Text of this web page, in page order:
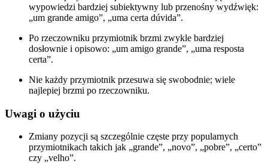
wypowiedzi bardziej subiektywny lub przenośny wydźwięk:
„um grande amigo”, „uma certa dúvida”.
Po rzeczowniku przymiotnik brzmi zwykle bardziej
dosłownie i opisowo: „um amigo grande”, „uma resposta
certa”.
Nie każdy przymiotnik przesuwa się swobodnie; wiele
najlepiej brzmi po rzeczowniku.
Uwagi o użyciu
Zmiany pozycji są szczególnie częste przy popularnych
przymiotnikach takich jak „grande”, „novo”, „pobre”, „certo”
czy „velho”.